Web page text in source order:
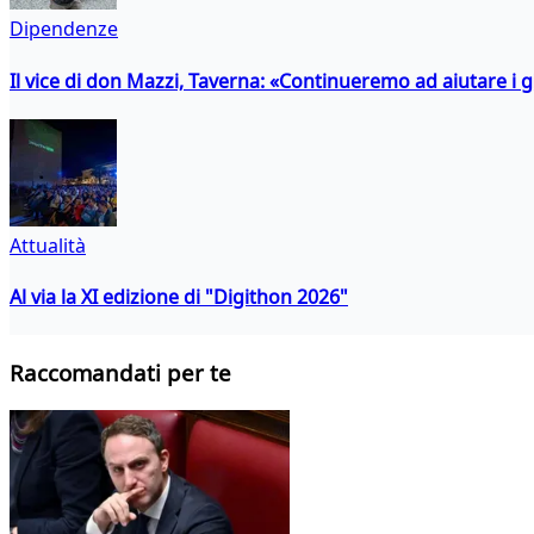
Dipendenze
Il vice di don Mazzi, Taverna: «Continueremo ad aiutare i
Attualità
Al via la XI edizione di "Digithon 2026"
Raccomandati per te